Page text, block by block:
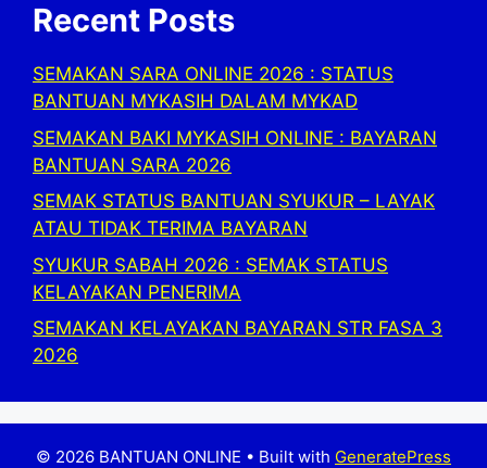
Recent Posts
SEMAKAN SARA ONLINE 2026 : STATUS
BANTUAN MYKASIH DALAM MYKAD
SEMAKAN BAKI MYKASIH ONLINE : BAYARAN
BANTUAN SARA 2026
SEMAK STATUS BANTUAN SYUKUR – LAYAK
ATAU TIDAK TERIMA BAYARAN
SYUKUR SABAH 2026 : SEMAK STATUS
KELAYAKAN PENERIMA
SEMAKAN KELAYAKAN BAYARAN STR FASA 3
2026
© 2026 BANTUAN ONLINE • Built with GeneratePress